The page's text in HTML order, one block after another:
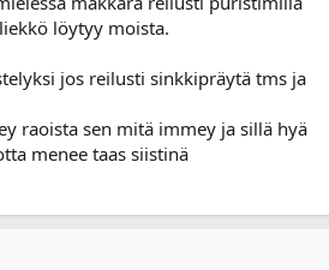
löytyy moista.
jos reilusti sinkkipräytä tms ja
raoista sen mitä immey ja sillä hyä
menee taas siistinä